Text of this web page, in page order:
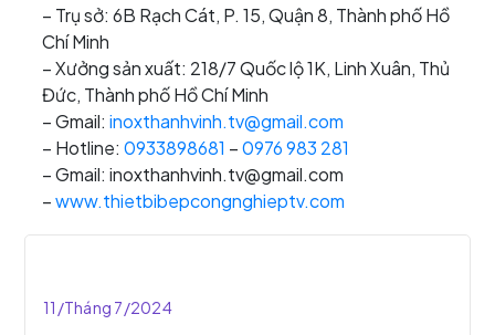
– Trụ sở: 6B Rạch Cát, P. 15, Quận 8, Thành phố Hồ
Chí Minh
– Xưởng sản xuất: 218/7 Quốc lộ 1K, Linh Xuân, Thủ
Đức, Thành phố Hồ Chí Minh
– Gmail: inoxthanhvinh.tv@gmail.com
– Hotline: 0933898681 –0976 983 281
– Gmail: inoxthanhvinh.tv@gmail.com
–www.thietbibepcongnghieptv.com
11/Tháng 7/2024